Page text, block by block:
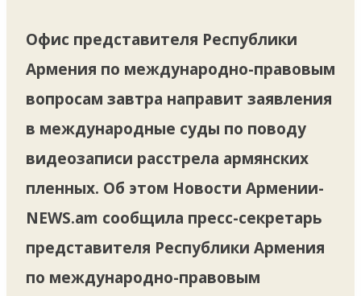
Офис представителя Республики
Армения по международно-правовым
вопросам завтра направит заявления
в международные суды по поводу
видеозаписи расстрела армянских
пленных. Об этом Новости Армении-
NEWS.am сообщила пресс-секретарь
представителя Республики Армения
по международно-правовым